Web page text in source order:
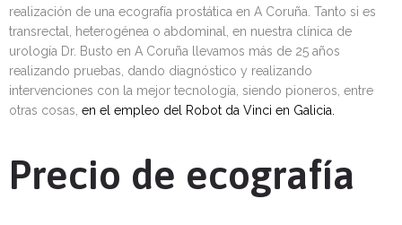
realización de una ecografía prostática en A Coruña. Tanto si es
transrectal, heterogénea o abdominal, en nuestra clínica de
urología Dr. Busto en A Coruña llevamos más de 25 años
realizando pruebas, dando diagnóstico y realizando
intervenciones con la mejor tecnología, siendo pioneros, entre
otras cosas, en el empleo del Robot da Vinci en Galicia.
Precio de ecografía